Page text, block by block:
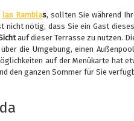
las Ramblas, sollten Sie während
nicht nötig, dass Sie ein Gast
auf dieser Terrasse zu nutzen.
die Umgebung, einen
auf der Menükarte hat
den ganzen Sommer für Sie